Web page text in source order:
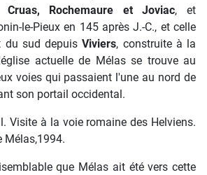
Cruas, Rochemaure et Joviac, et
le-Pieux en 145 après J.-C., et celle
du sud depuisViviers, construite à la
actuelle de Mélas se trouve au
voies qui passaient l'une au nord de
son portail occidental.
Visite à la voie romaine des Helviens.
Mélas,1994.
que Mélas ait été vers cette